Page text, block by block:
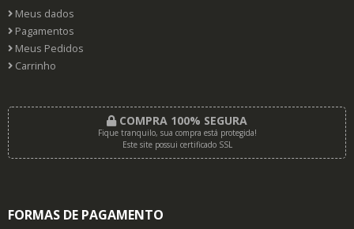
Meus dados
Pagamentos
Meus Pedidos
Carrinho
COMPRA 100% SEGURA
Fique tranquilo, sua compra está protegida!
Este site possui certificado SSL
FORMAS DE PAGAMENTO